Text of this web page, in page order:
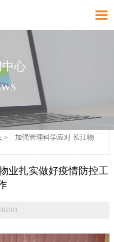

心
>
加强管理科学应对 长江物
业扎实做好疫情防控工
02/01